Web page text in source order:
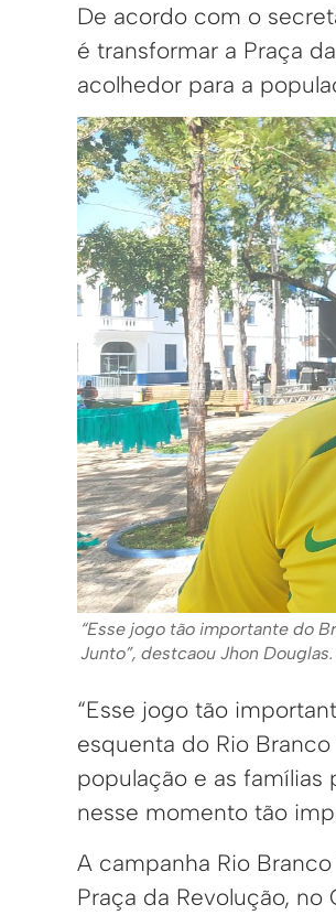
De acordo com o
é transformar a Praça
acolhedor para a
“Esse jogo tão importante do
Junto”, destcaou Jhon
“Esse jogo tão
esquenta do Rio
população e as famílias
nesse momento tão
A campanha Rio
Praça da Revolução,